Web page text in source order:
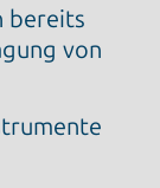
bereits
von